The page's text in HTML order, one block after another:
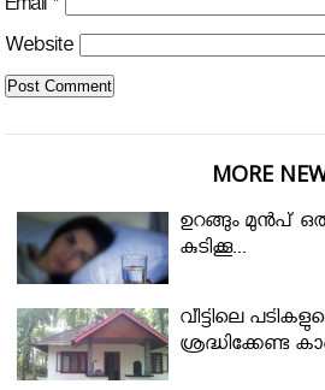
Email *
Website
MORE
ഉറങ്ങും മുന്‍പ്
കുടിക്കൂ...
വീട്ടിലെ
ശ്രദ്ധിക്കേണ്ട